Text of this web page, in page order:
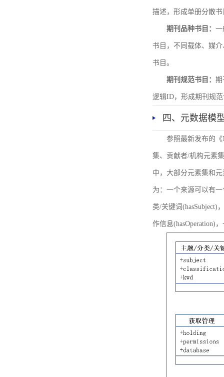
描述，形成单册分散
期刊品种书目： 一
书目，不同载体、媒
书目。
期刊规范书目： 期
逻辑ID，形成期刊规
四、元数据模
参照最新发布的
集、贡献者/机构元素
中，大部分元素集和
为：一个来源可以有
类/关键词(hasSubject)
作信息(hasOperation)